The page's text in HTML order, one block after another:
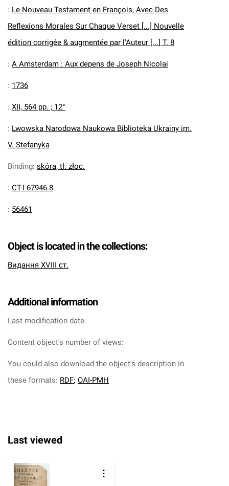
: Le Nouveau Testament en François, Avec Des
Reflexions Morales Sur Chaque Verset [...] Nouvelle
édition corrigée & augmentée par l'Auteur [...] T. 8
: A Amsterdam : Aux depens de Joseph Nicolai
: 1736
: XII, 564 pp. ; 12°
: Lwowska Narodowa Naukowa Biblioteka Ukrainy im.
V. Stefanyka
Binding: skóra, tł. złoc.
: CT-I 67946.8
: 56461
Object is located in the collections:
Видання XVIII ст.
Additional information
Last modification date:
Content object's number of views:
You could also download the object's description in
these formats: RDF; OAI-PMH
Last viewed